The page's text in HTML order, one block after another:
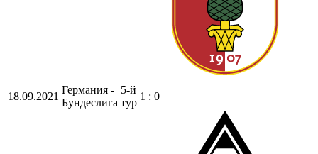
18.09.2021
Германия -
Бундеслига
5-й
тур
1 : 0